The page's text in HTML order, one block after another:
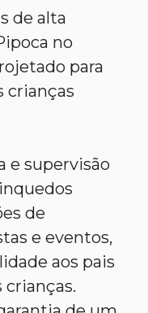
de alta
no
para
crianças
e supervisão
de
e eventos,
aos pais
crianças.